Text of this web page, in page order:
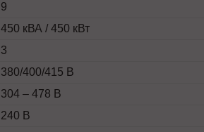
9
450 кВА / 450 кВт
3
380/400/415 В
304 – 478 В
240 В